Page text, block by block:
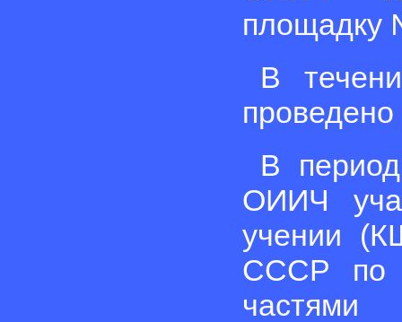
площадку
В
проведено
В
ОИИЧ
учении
СССР по
частями